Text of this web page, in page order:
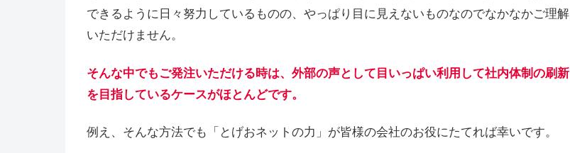
できるように日々努力しているものの、やっぱり目に見えないものなのでなかなかご理解
いただけません。
そんな中でもご発注いただける時は、外部の声として目いっぱい利用して社内体制の刷新
を目指しているケースがほとんどです。
例え、そんな方法でも「とげおネットの力」が皆様の会社のお役にたてれば幸いです。